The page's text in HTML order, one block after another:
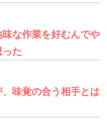
な作業を好むんでや
った
味覚の合う相手とは